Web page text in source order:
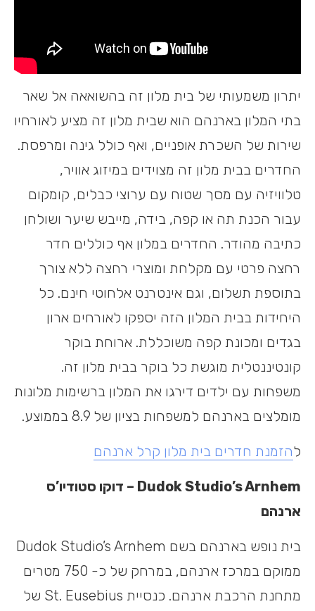
יתרון משמעותי של בית מלון זה בהשואאה אל שאר
בתי המלון בארנהם הוא שבית מלון זה מציע לאורחיו
שירות של השכרת אופניים, ואף כולל גינה ומרפסת.
החדרים בבית מלון זה מצוידים במיזוג אוויר,
טלוויזיה עם מסך שטוח עם ערוצי כבלים, קומקום
עבור הכנת תה או קפה, בידה, מייבש שיער ושולחן
כתיבה מהודר. החדרים במלון אף כוללים חדר
רחצה פרטי עם מקלחת ומוצרי רחצה ללא צורך
בתוספת תשלום, וגם אינטרנט אלחוטי חינם. כל
היחידות בבית המלון הזה יספקו לאורחים ארון
בגדים ומכונת קפה משוכללת. ארוחת בוקר
קונטיננטלית מוגשת כל בוקר בבית מלון זה.
משפחות עם ילדים דירגו את המלון ברשימות מלונות
מומלצים בארנהם למשפחות בציון של 8.9 בממוצע.
להזמנת חדרים בית מלון קרל ארנהם
Dudok Studio’s Arnhem – דוקו סטודיו’ס
ארנהם
בית נופש בארנהם בשם Dudok Studio’s Arnhem
ממוקם במרכז ארנהם, במרחק של כ- 750 מטרים
מתחנת הרכבת ארנהם. כנסיית St. Eusebius של